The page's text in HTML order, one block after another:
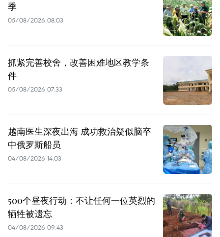
季
05/08/2026 08:03
抓紧完善校舍，改善困难地区教学条
件
05/08/2026 07:33
越南医生深夜出海 成功救治疑似脑卒
中俄罗斯船员
04/08/2026 14:03
500个昼夜行动：不让任何一位英烈的
牺牲被遗忘
04/08/2026 09:43